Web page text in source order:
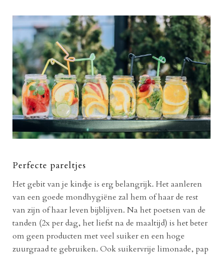
Perfecte pareltjes
Het gebit van je kindje is erg belangrijk. Het aanleren
van een goede mondhygiëne zal hem of haar de rest
van zijn of haar leven bijblijven. Na het poetsen van de
tanden (2x per dag, het liefst na de maaltijd) is het beter
om geen producten met veel suiker en een hoge
zuurgraad te gebruiken. Ook suikervrije limonade, pap